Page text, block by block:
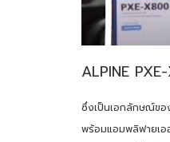
ALPINE
ซึ่งเป็นเอกลักษณ์ขอ
พร้อมแอมพลิฟายเ